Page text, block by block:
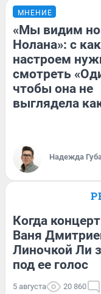
МНЕНИЕ
«Мы видим
Нолана»: с
настроем
смотреть
чтобы она не
выглядела
Надежда
Когда
Ваня
Линочкой Ли
под ее голос
5 августа 20 860